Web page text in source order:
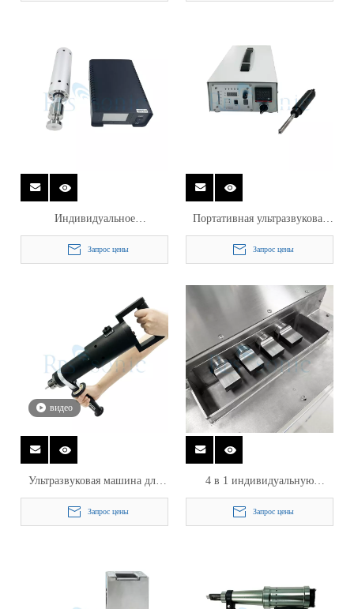
Индивидуальное
ультразвуковое оборудование
для оборудования разрыва
Запрос цены
Портативная ультразвуковая
паяльная машина 20 кГц.
Запрос цены
видео
Ультразвуковая машина для
удаленного оружия для сжатия
остаточного напряжения
Запрос цены
4 в 1 индивидуальную
ультразвуковую жестяную
машину Ультразвуковая
Запрос цены